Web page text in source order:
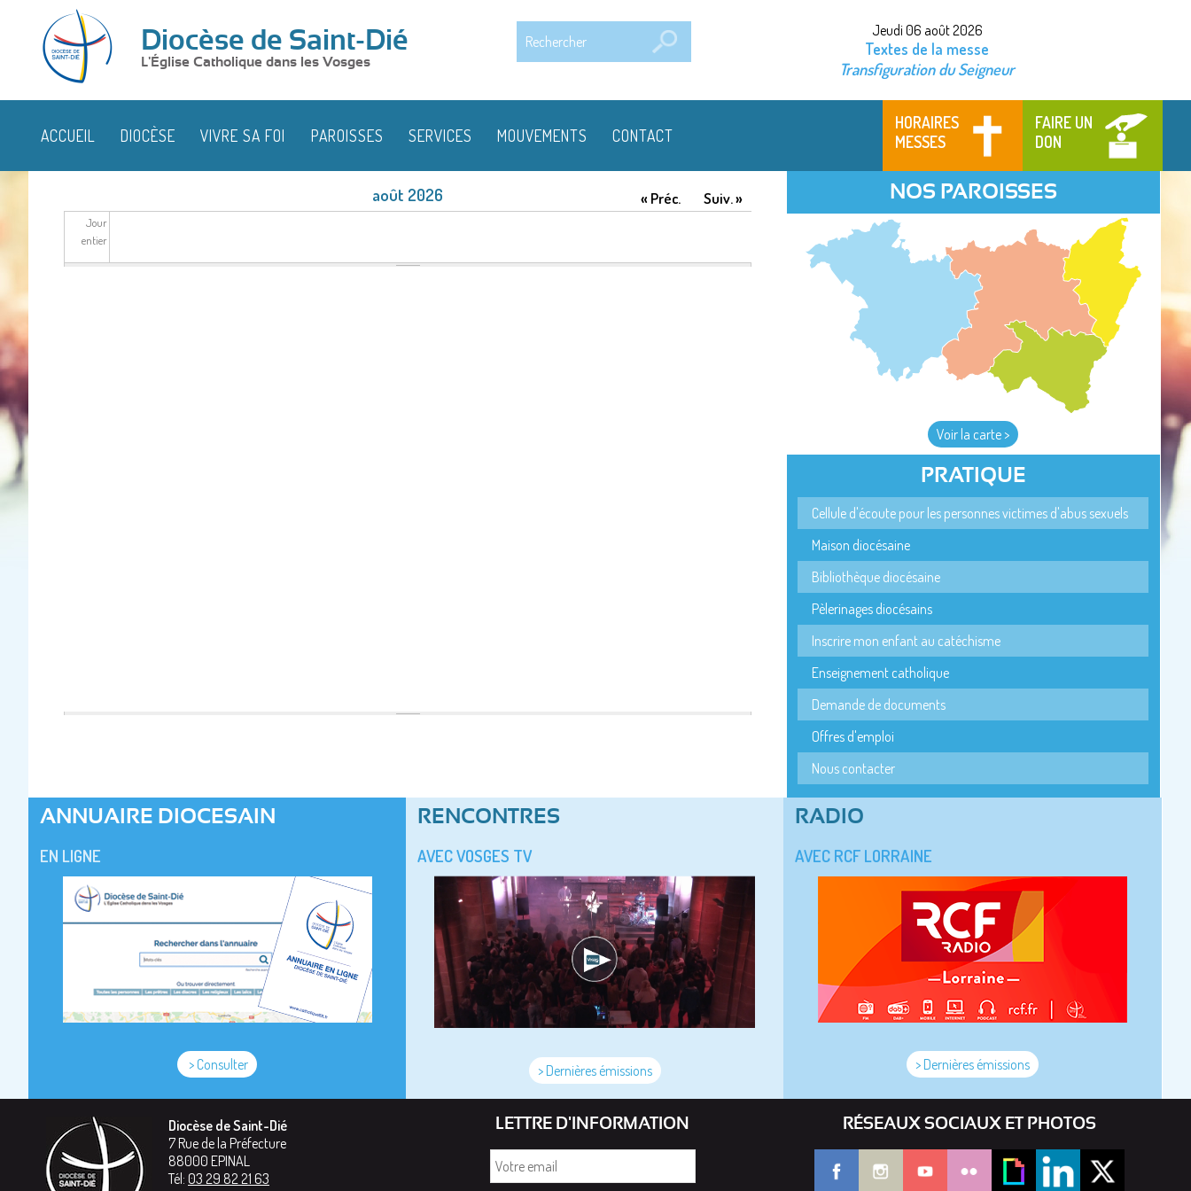
Diocèse de Saint-Dié
L'Église Catholique dans les Vosges
Jeudi 06 août 2026
Textes de la messe
Transfiguration du Seigneur
HORAIRES
MESSES
FAIRE UN
DON
ACCUEIL DIOCÈSE VIVRE SA FOI PAROISSES SERVICES MOUVEMENTS CONTACT
août 2026 « Préc. Suiv. »
Jour
entier
NOS PAROISSES
Voir la carte >
PRATIQUE
Cellule d'écoute pour les personnes victimes d'abus sexuels
Maison diocésaine
Bibliothèque diocésaine
Pèlerinages diocésains
Inscrire mon enfant au catéchisme
Enseignement catholique
Demande de documents
Offres d'emploi
Nous contacter
ANNUAIRE DIOCESAIN
EN LIGNE
> Consulter
RENCONTRES
AVEC VOSGES TV
> Dernières émissions
RADIO
AVEC RCF LORRAINE
> Dernières émissions
Diocèse de Saint-Dié
7 Rue de la Préfecture
88000 EPINAL
Tél: 03 29 82 21 63
LETTRE D'INFORMATION RÉSEAUX SOCIAUX ET PHOTOS